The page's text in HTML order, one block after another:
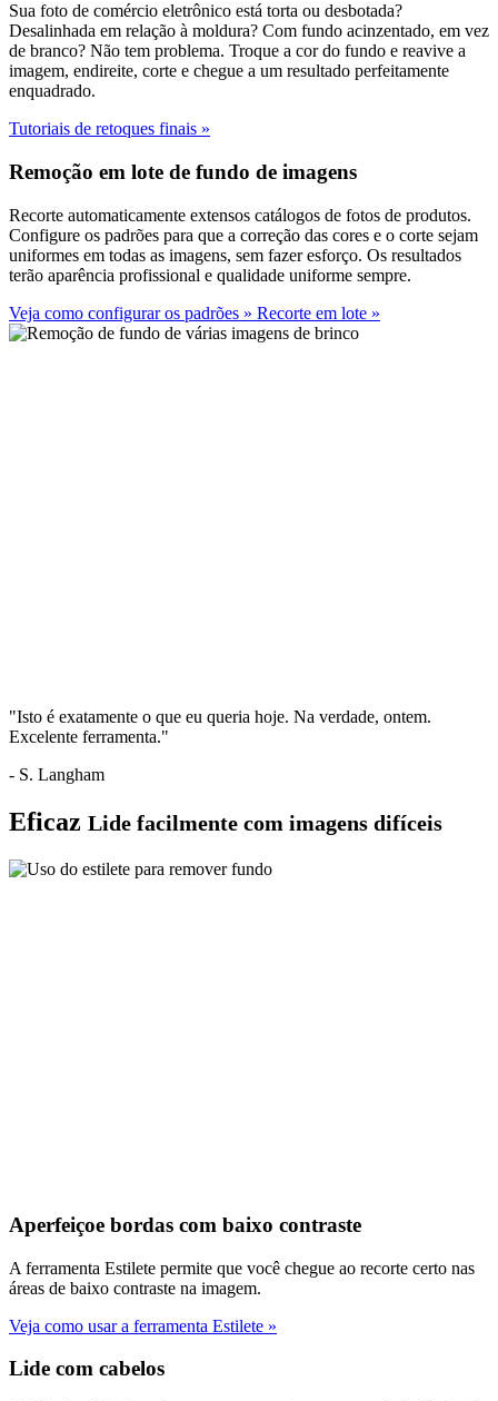
Sua foto de comércio eletrônico está torta ou desbotada?
Desalinhada em relação à moldura? Com fundo acinzentado, em vez
de branco? Não tem problema. Troque a cor do fundo e reavive a
imagem, endireite, corte e chegue a um resultado perfeitamente
enquadrado.
Tutoriais de retoques finais »
Remoção em lote de fundo de imagens
Recorte automaticamente extensos catálogos de fotos de produtos.
Configure os padrões para que a correção das cores e o corte sejam
uniformes em todas as imagens, sem fazer esforço. Os resultados
terão aparência profissional e qualidade uniforme sempre.
Veja como configurar os padrões » Recorte em lote »
"Isto é exatamente o que eu queria hoje. Na verdade, ontem.
Excelente ferramenta."
- S. Langham
Eficaz Lide facilmente com imagens difíceis
Aperfeiçoe bordas com baixo contraste
A ferramenta Estilete permite que você chegue ao recorte certo nas
áreas de baixo contraste na imagem.
Veja como usar a ferramenta Estilete »
Lide com cabelos